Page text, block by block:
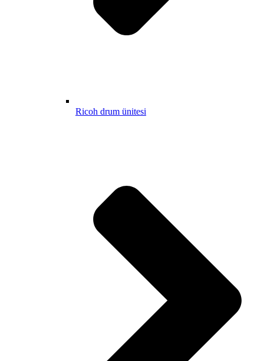
Ricoh drum ünitesi